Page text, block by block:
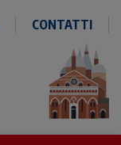
CONTATTI